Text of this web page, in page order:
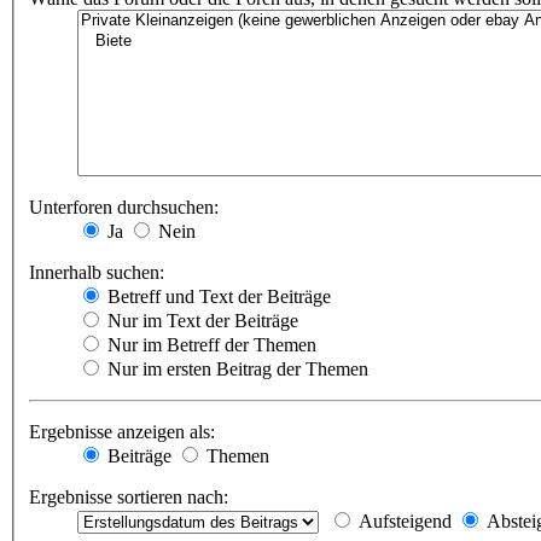
Unterforen durchsuchen:
Ja
Nein
Innerhalb suchen:
Betreff und Text der Beiträge
Nur im Text der Beiträge
Nur im Betreff der Themen
Nur im ersten Beitrag der Themen
Ergebnisse anzeigen als:
Beiträge
Themen
Ergebnisse sortieren nach:
Aufsteigend